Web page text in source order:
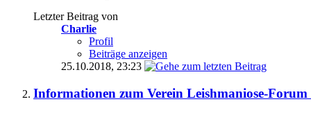
Letzter Beitrag von
Charlie
Profil
Beiträge anzeigen
25.10.2018, 23:23
Informationen zum Verein Leishmaniose-Forum